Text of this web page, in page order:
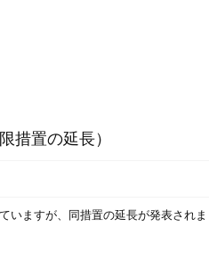
措置の延長）
ますが、同措置の延長が発表され